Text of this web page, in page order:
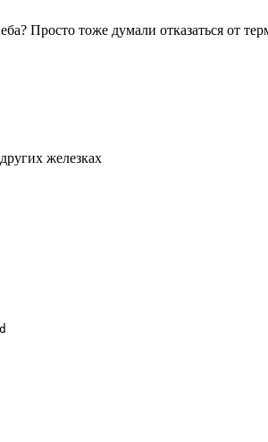
Просто тоже думали отказаться от
железках